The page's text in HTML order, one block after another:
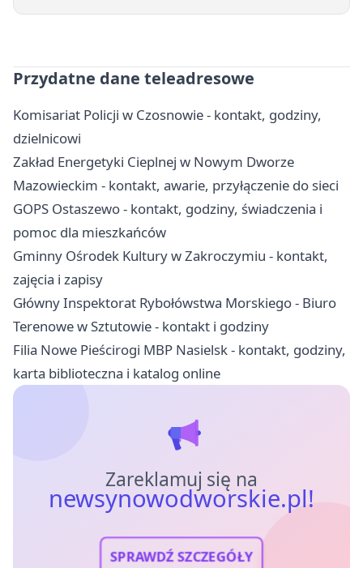
Przydatne dane teleadresowe
Komisariat Policji w Czosnowie - kontakt, godziny,
dzielnicowi
Zakład Energetyki Cieplnej w Nowym Dworze
Mazowieckim - kontakt, awarie, przyłączenie do sieci
GOPS Ostaszewo - kontakt, godziny, świadczenia i
pomoc dla mieszkańców
Gminny Ośrodek Kultury w Zakroczymiu - kontakt,
zajęcia i zapisy
Główny Inspektorat Rybołówstwa Morskiego - Biuro
Terenowe w Sztutowie - kontakt i godziny
Filia Nowe Pieścirogi MBP Nasielsk - kontakt, godziny,
karta biblioteczna i katalog online
Zareklamuj się na
newsynowodworskie.pl!
SPRAWDŹ SZCZEGÓŁY